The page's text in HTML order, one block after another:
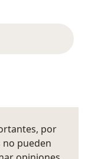
por
no pueden